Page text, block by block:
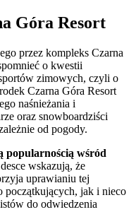
Góra Resort
przez kompleks Czarna
o kwestii
zimowych, czyli o
Czarna Góra Resort
naśnieżania i
oraz snowboardziści
od pogody.
popularnością wśród
wskazują, że
uprawianiu tej
początkujących, jak i nieco
do odwiedzenia